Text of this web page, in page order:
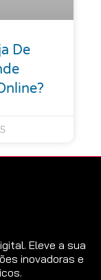
De
Eleve a sua
inovadoras e